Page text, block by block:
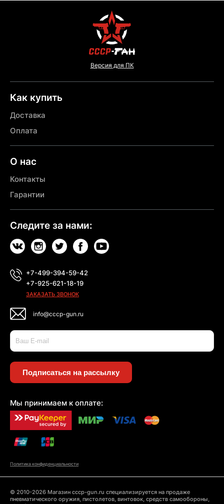
Версия для ПК
Как купить
Доставка
Оплата
О нас
Контакты
Гарантии
Следите за нами:
+7-499-394-59-42
+7-925-621-18-19
ЗАКАЗАТЬ ЗВОНОК
info@cccp-gun.ru
Подписаться на рассылку
Мы принимаем к оплате:
Политика конфиденциальности
© 2010-2026 Магазин cccp-gun.ru специализируется на продаже
пневматического оружия, пистолетов, винтовок, средств самообороны,